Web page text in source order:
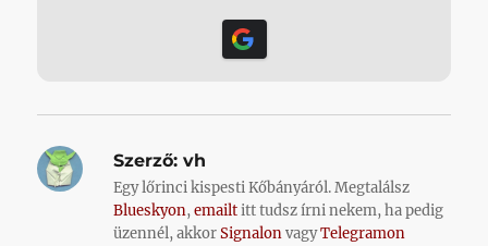
Szerző: vh
Egy lőrinci kispesti Kőbányáról. Megtalálsz
Blueskyon,emailtitt tudsz írni nekem, ha pedig
üzennél, akkorSignalonvagyTelegramon